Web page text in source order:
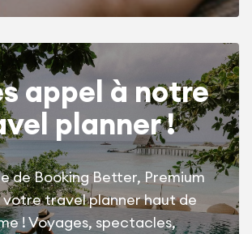
appel à notre
planner !
de Booking Better, Premium
votre travel planner haut de
! Voyages, spectacles,